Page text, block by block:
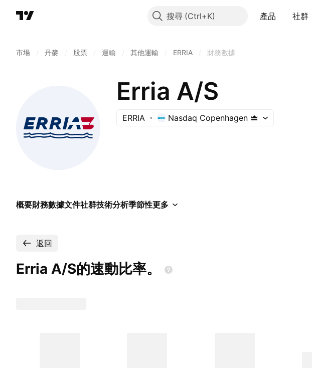
搜尋 產品 社群
市場 丹麥 股票 運輸 其他運輸 ERRIA 財務數據
Erria A/S
ERRIA Nasdaq Copenhagen
概要財務數據文件社群技術分析季節性更多
返回
Erria A/S的速動比率。